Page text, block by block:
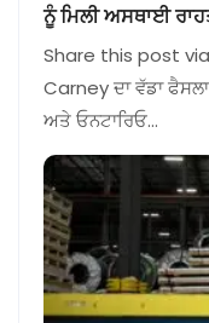
ਨੂੰ ਮਿਲੀ ਅਸਥਾਈ
Share this post
Carney ਦਾ ਵੱਡਾ
ਅਤੇ ਓਨਟਾਰਿਓ…